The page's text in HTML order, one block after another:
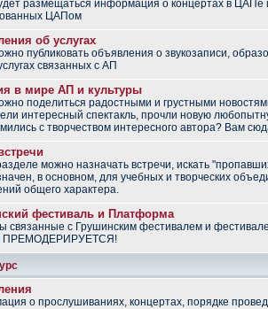
размещаться информация о концертах в ЦАПе
ЦАПом
об услугах
публиковать объявления о звукозаписи,
связанных с АП
в мире АП и культуры
поделиться радостными и грустными
интересный спектакль, прочли новую
с творчеством интересного автора? Вам
можно назначать встречи, искать
в основном, для учебных и творческих
общего характера.
фестиваль и Платформа
связанные с Грушинским фестивалем и
ПРЕМОДЕРИРУЕТСЯ!
о прослушиваниях, концертах, порядке